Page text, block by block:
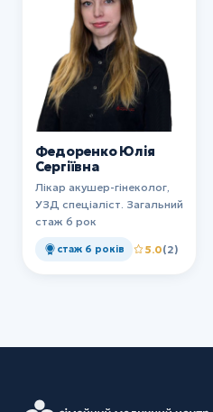
Федоренко Юлія
Сергіївна
Лікар акушер-гінеколог,
УЗД спеціаліст. Загальний
стаж 6 рок
стаж 6 років 5.0(2)